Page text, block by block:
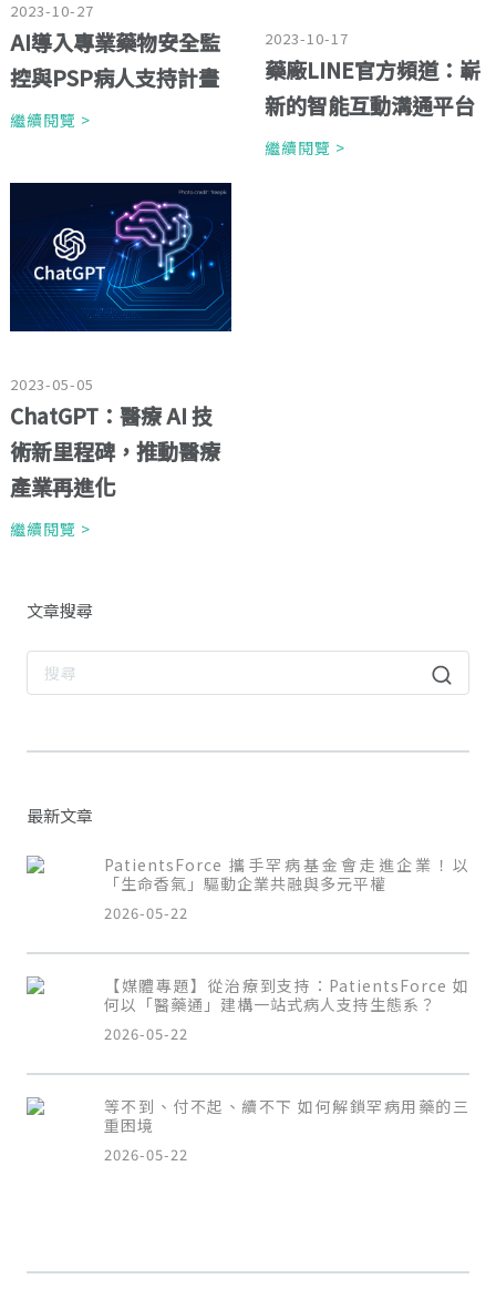
2023-10-27
AI導入專業藥物安全監
控與PSP病人支持計畫
繼續閱覽 >
2023-10-17
藥廠LINE官方頻道：嶄
新的智能互動溝通平台
繼續閱覽 >
2023-05-05
ChatGPT：醫療 AI 技
術新里程碑，推動醫療
產業再進化
繼續閱覽 >
文章搜尋
最新文章
PatientsForce 攜手罕病基金會走進企業！以
「生命香氣」驅動企業共融與多元平權
2026-05-22
【媒體專題】從治療到支持：PatientsForce 如
何以「醫藥通」建構一站式病人支持生態系？
2026-05-22
等不到、付不起、續不下 如何解鎖罕病用藥的三
重困境
2026-05-22